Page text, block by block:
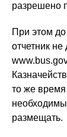
разрешено
При этом
отчетник
то же
размещать.